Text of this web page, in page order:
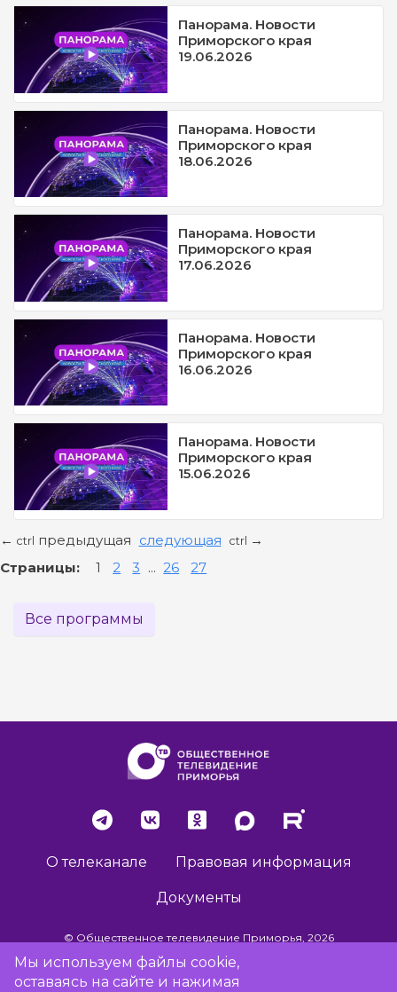
Панорама. Новости
Приморского края
19.06.2026
Панорама. Новости
Приморского края
18.06.2026
Панорама. Новости
Приморского края
17.06.2026
Панорама. Новости
Приморского края
16.06.2026
Панорама. Новости
Приморского края
15.06.2026
← ctrl предыдущая следующая ctrl →
Страницы: 1 2 3 ... 26 27
Все программы
О телеканале Правовая информация
Документы
© Общественное телевидение Приморья, 2026
Мы используем файлы cookie,
оставаясь на сайте и нажимая